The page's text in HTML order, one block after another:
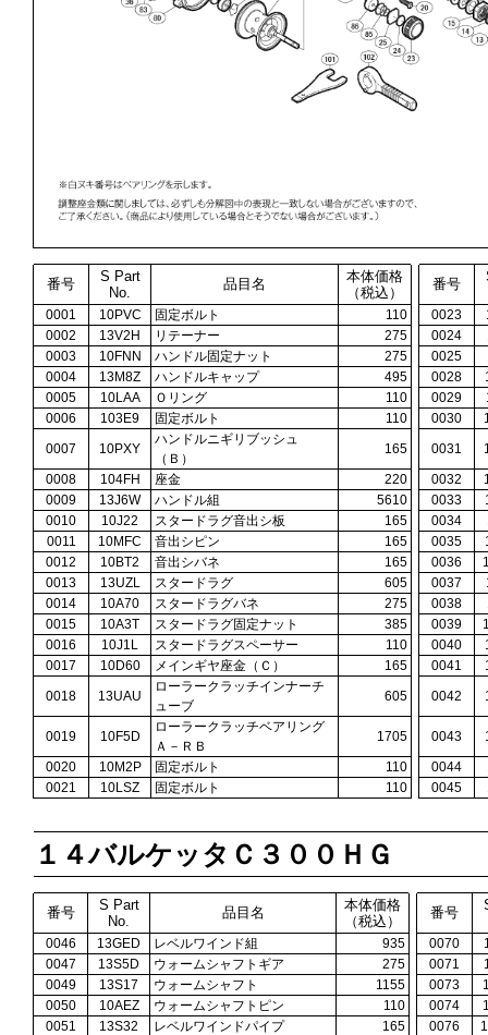
番号
S Part
No.
品目名
本体価格
（税込）
番号
0001 10PVC 固定ボルト 110 0023
0002
13V2H リテーナー 275 0024
0003
10FNN ハンドル固定ナット 275 0025
0004
13M8Z ハンドルキャップ 495 0028
0005
10LAA Ｏリング 110 0029
0006
103E9 固定ボルト 110 0030
0007
10PXY
ハンドルニギリブッシュ
（Ｂ）
165 0031
0008
104FH 座金 220 0032
0009
13J6W ハンドル組 5610 0033
0010
10J22 スタードラグ音出シ板 165 0034
0011
10MFC 音出シピン 165 0035
0012
10BT2 音出シバネ 165 0036
0013
13UZL スタードラグ 605 0037
0014
10A70 スタードラグバネ 275 0038
0015
10A3T スタードラグ固定ナット 385 0039
0016
10J1L スタードラグスペーサー 110 0040
0017
10D60 メインギヤ座金（Ｃ） 165 0041
0018
13UAU
ローラークラッチインナーチ
ューブ
605 0042
0019 10F5D
ローラークラッチベアリング
Ａ－ＲＢ
1705 0043
0020
10M2P 固定ボルト 110 0044
0021
10LSZ 固定ボルト 110 0045
１４バルケッタＣ３００ＨＧ
番号
S Part
No.
品目名
本体価格
（税込）
番号
0046 13GED レベルワインド組 935 0070
0047
13S5D ウォームシャフトギア 275 0071
0049
13S17 ウォームシャフト 1155 0073
0050
10AEZ ウォームシャフトピン 110 0074
0051
13S32 レベルワインドパイプ 165 0076